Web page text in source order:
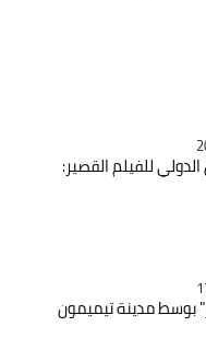
للفيلم القصير:
بوسط مدينة تيميمون